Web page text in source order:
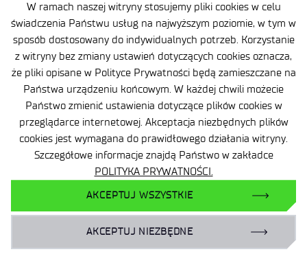
W ramach naszej witryny stosujemy pliki cookies w celu
świadczenia Państwu usług na najwyższym poziomie, w tym w
sposób dostosowany do indywidualnych potrzeb. Korzystanie
z witryny bez zmiany ustawień dotyczących cookies oznacza,
że pliki opisane w Polityce Prywatności będą zamieszczane na
Państwa urządzeniu końcowym. W każdej chwili możecie
Państwo zmienić ustawienia dotyczące plików cookies w
przeglądarce internetowej. Akceptacja niezbędnych plików
cookies jest wymagana do prawidłowego działania witryny.
Szczegółowe informacje znajdą Państwo w zakładce
POLITYKA PRYWATNOŚCI.
AKCEPTUJ WSZYSTKIE
AKCEPTUJ NIEZBĘDNE
i doświadczenia.
Dokumenty prosimy przesyłaćw terminie do dnia:
03-05-2025 r.
Polityka prywatności